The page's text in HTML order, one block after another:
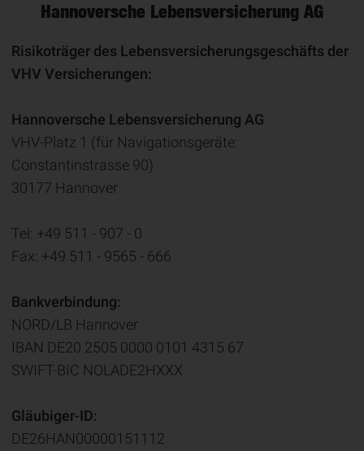
Hannoversche Lebens­ver­si­che­rung AG
Risikoträger des Lebensversicherungsgeschäfts der
VHV Versicherungen:
Hannoversche Lebensversicherung AG
VHV-Platz 1 (für Navigationsgeräte:
Constantinstrasse 90)
30177 Hannover
Tel: +49 511 - 907 - 0
Fax: +49 511 - 9565 - 666
Bankverbindung:
NORD/LB Hannover
IBAN DE20 2505 0000 0101 4315 67
SWIFT-BIC NOLADE2HXXX
Gläubiger-ID:
DE26HAN00000151112